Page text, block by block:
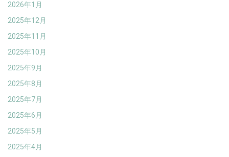
2026年1月
2025年12月
2025年11月
2025年10月
2025年9月
2025年8月
2025年7月
2025年6月
2025年5月
2025年4月